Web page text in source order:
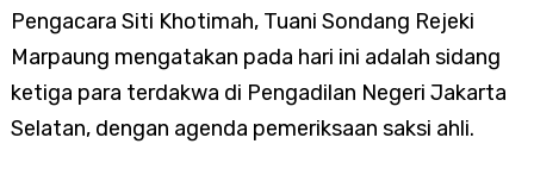
Pengacara Siti Khotimah, Tuani Sondang Rejeki
Marpaung mengatakan pada hari ini adalah sidang
ketiga para terdakwa di Pengadilan Negeri Jakarta
Selatan, dengan agenda pemeriksaan saksi ahli.